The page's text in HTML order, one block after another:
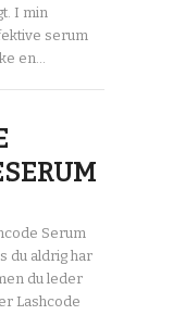
I min
serum
en…
Serum
du aldrig har
du leder
Lashcode